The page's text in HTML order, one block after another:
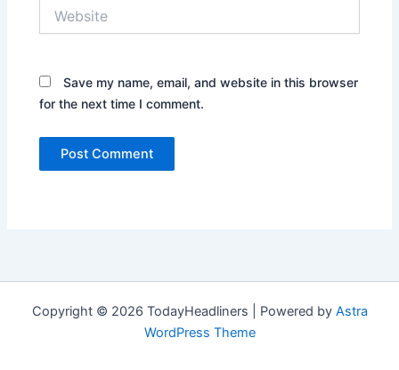
Save my name, email, and website in this browser
for the next time I comment.
Copyright © 2026 TodayHeadliners | Powered by Astra
WordPress Theme